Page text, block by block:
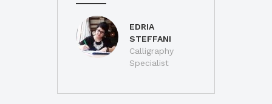
EDRIA
STEFFANI
Calligraphy
Specialist